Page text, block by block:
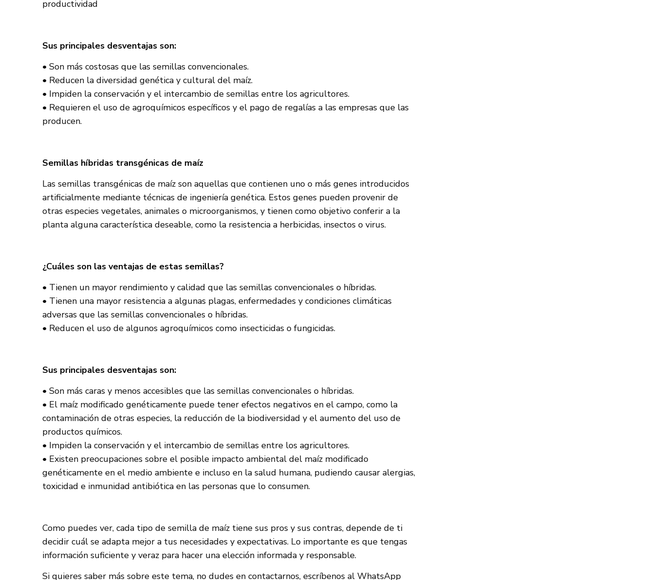
productividad
Sus principales desventajas son:
• Son más costosas que las semillas convencionales.
• Reducen la diversidad genética y cultural del maíz.
• Impiden la conservación y el intercambio de semillas entre los agricultores.
• Requieren el uso de agroquímicos específicos y el pago de regalías a las empresas que las
producen.
Semillas híbridas transgénicas de maíz
Las semillas transgénicas de maíz son aquellas que contienen uno o más genes introducidos
artificialmente mediante técnicas de ingeniería genética. Estos genes pueden provenir de
otras especies vegetales, animales o microorganismos, y tienen como objetivo conferir a la
planta alguna característica deseable, como la resistencia a herbicidas, insectos o virus.
¿Cuáles son las ventajas de estas semillas?
• Tienen un mayor rendimiento y calidad que las semillas convencionales o híbridas.
• Tienen una mayor resistencia a algunas plagas, enfermedades y condiciones climáticas
adversas que las semillas convencionales o híbridas.
• Reducen el uso de algunos agroquímicos como insecticidas o fungicidas.
Sus principales desventajas son:
• Son más caras y menos accesibles que las semillas convencionales o híbridas.
• El maíz modificado genéticamente puede tener efectos negativos en el campo, como la
contaminación de otras especies, la reducción de la biodiversidad y el aumento del uso de
productos químicos.
• Impiden la conservación y el intercambio de semillas entre los agricultores.
• Existen preocupaciones sobre el posible impacto ambiental del maíz modificado
genéticamente en el medio ambiente e incluso en la salud humana, pudiendo causar alergias,
toxicidad e inmunidad antibiótica en las personas que lo consumen.
Como puedes ver, cada tipo de semilla de maíz tiene sus pros y sus contras, depende de ti
decidir cuál se adapta mejor a tus necesidades y expectativas. Lo importante es que tengas
información suficiente y veraz para hacer una elección informada y responsable.
Si quieres saber más sobre este tema, no dudes en contactarnos, escríbenos al WhatsApp